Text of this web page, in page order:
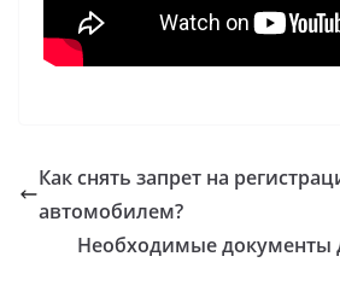
Как снять запрет на
автомобилем?
Необходимые документы